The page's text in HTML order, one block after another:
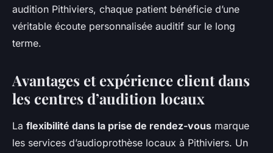
audition Pithiviers, chaque patient bénéficie d’une
véritable écoute personnalisée auditif sur le long
terme.
Avantages et expérience client dans
les centres d’audition locaux
La flexibilité dans la prise de rendez-vous marque
les services d’audioprothèse locaux à Pithiviers. Un